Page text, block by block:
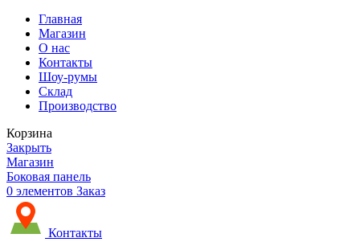
Главная
Магазин
О нас
Контакты
Шоу-румы
Склад
Производство
Корзина
Закрыть
Магазин
Боковая панель
0 элементов Заказ
Контакты